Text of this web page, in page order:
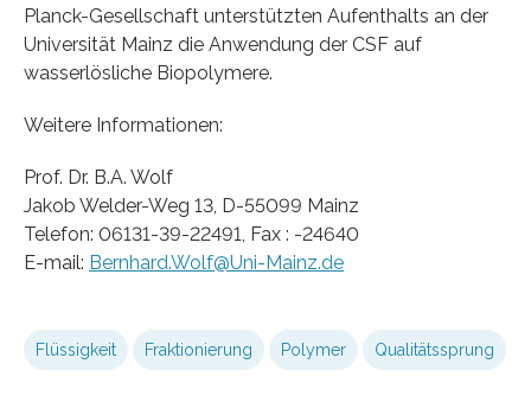
Planck-Gesellschaft unterstützten Aufenthalts an der
Universität Mainz die Anwendung der CSF auf
wasserlösliche Biopolymere.
Weitere Informationen:
Prof. Dr. B.A. Wolf
Jakob Welder-Weg 13, D-55099 Mainz
Telefon: 06131-39-22491, Fax : -24640
E-mail: Bernhard.Wolf@Uni-Mainz.de
Flüssigkeit Fraktionierung Polymer Qualitätssprung